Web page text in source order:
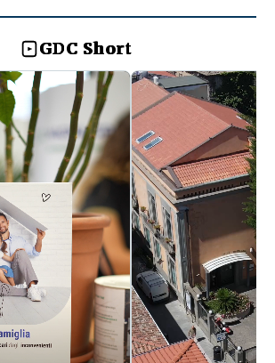
GDC Short